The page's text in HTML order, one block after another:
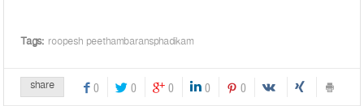
Tags: roopesh peethambaransphadikam
share 0 0 0 0 0